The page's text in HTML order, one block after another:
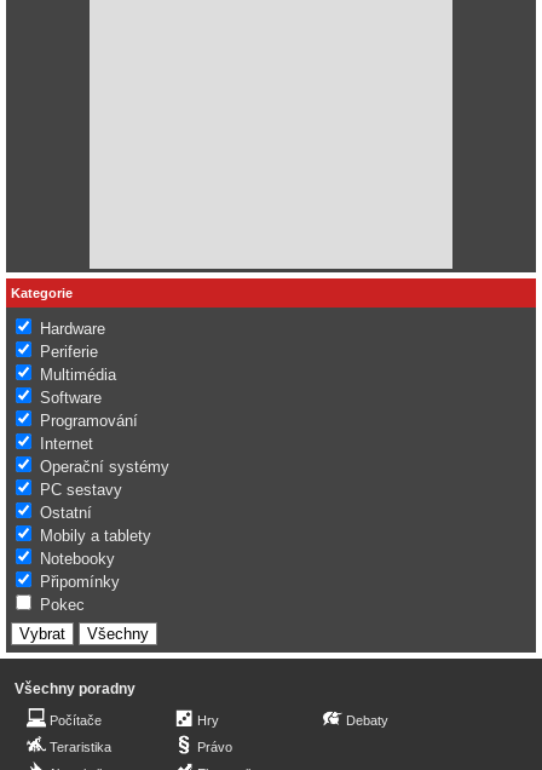
Kategorie
Hardware
Periferie
Multimédia
Software
Programování
Internet
Operační systémy
PC sestavy
Ostatní
Mobily a tablety
Notebooky
Připomínky
Pokec
Všechny poradny
Počítače
Teraristika
Hry
Právo
Debaty